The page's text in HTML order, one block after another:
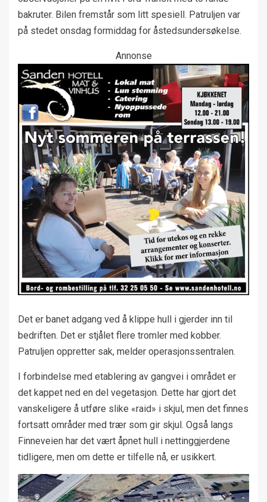
bakruter. Bilen fremstår som litt spesiell. Patruljen var
på stedet onsdag formiddag for åstedsundersøkelse.
Annonse
Det er banet adgang ved å klippe hull i gjerder inn til
bedriften. Det er stjålet flere tromler med kobber.
Patruljen oppretter sak, melder operasjonssentralen.
I forbindelse med etablering av gangvei i området er
det kappet ned en del vegetasjon. Dette har gjort det
vanskeligere å utføre slike «raid» i skjul, men det finnes
fortsatt områder med trær som gir skjul. Også langs
Finneveien har det vært åpnet hull i nettinggjerdene
tidligere, men om dette er tilfelle nå, er usikkert.